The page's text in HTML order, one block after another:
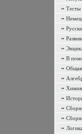
Тесты
В
Общая
Химия
Логика